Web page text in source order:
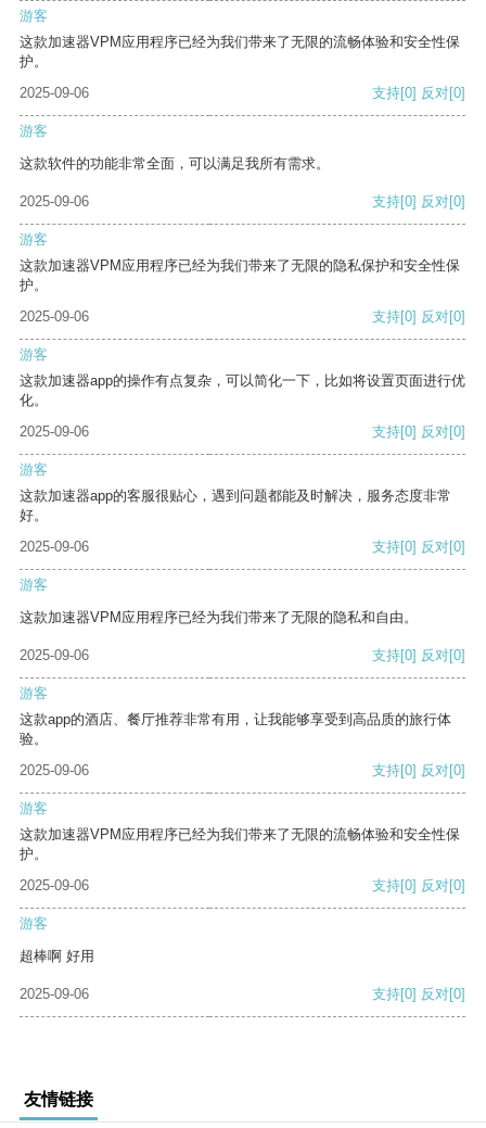
游客
这款加速器VPM应用程序已经为我们带来了无限的流畅体验和安全性保
护。
2025-09-06
支持[0] 反对[0]
游客
这款软件的功能非常全面，可以满足我所有需求。
2025-09-06 支持[0] 反对[0]
游客
这款加速器VPM应用程序已经为我们带来了无限的隐私保护和安全性保
护。
2025-09-06
支持[0] 反对[0]
游客
这款加速器app的操作有点复杂，可以简化一下，比如将设置页面进行优
化。
2025-09-06
支持[0] 反对[0]
游客
这款加速器app的客服很贴心，遇到问题都能及时解决，服务态度非常
好。
2025-09-06
支持[0] 反对[0]
游客
这款加速器VPM应用程序已经为我们带来了无限的隐私和自由。
2025-09-06 支持[0] 反对[0]
游客
这款app的酒店、餐厅推荐非常有用，让我能够享受到高品质的旅行体
验。
2025-09-06
支持[0] 反对[0]
游客
这款加速器VPM应用程序已经为我们带来了无限的流畅体验和安全性保
护。
2025-09-06
支持[0] 反对[0]
游客
超棒啊 好用
2025-09-06 支持[0] 反对[0]
友情链接